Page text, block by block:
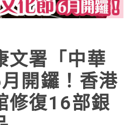
文署「中華
開鑼！香港
修復16部銀